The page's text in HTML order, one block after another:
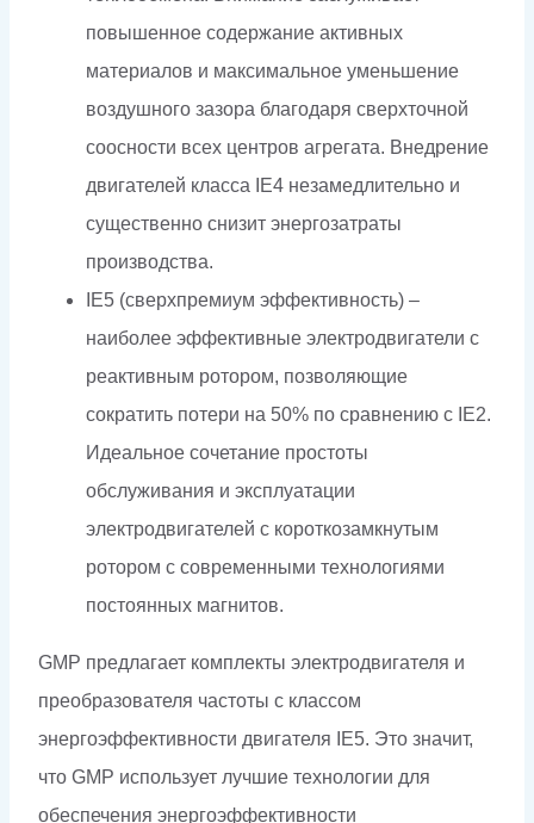
повышенное содержание активных
материалов и максимальное уменьшение
воздушного зазора благодаря сверхточной
соосности всех центров агрегата. Внедрение
двигателей класса IE4 незамедлительно и
существенно снизит энергозатраты
производства.
IE5 (сверхпремиум эффективность) –
наиболее эффективные электродвигатели с
реактивным ротором, позволяющие
сократить потери на 50% по сравнению с IE2.
Идеальное сочетание простоты
обслуживания и эксплуатации
электродвигателей с короткозамкнутым
ротором с современными технологиями
постоянных магнитов.
GMP предлагает комплекты электродвигателя и
преобразователя частоты с классом
энергоэффективности двигателя IE5. Это значит,
что GMP использует лучшие технологии для
обеспечения энергоэффективности